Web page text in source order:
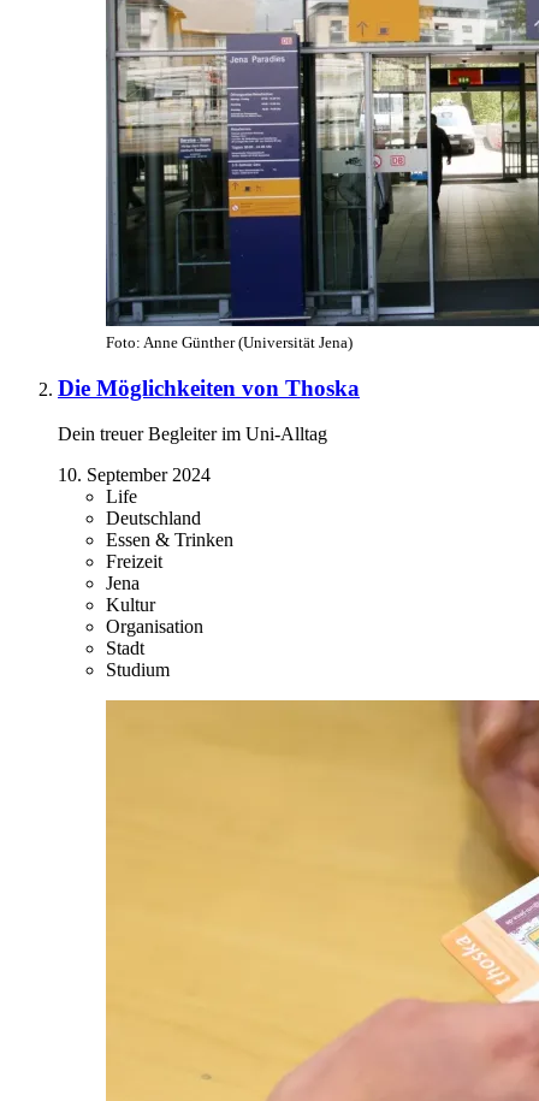
Foto: Anne Günther (Universität Jena)
Die Möglichkeiten von Thoska
Dein treuer Begleiter im Uni-Alltag
10. September 2024
Life
Deutschland
Essen & Trinken
Freizeit
Jena
Kultur
Organisation
Stadt
Studium